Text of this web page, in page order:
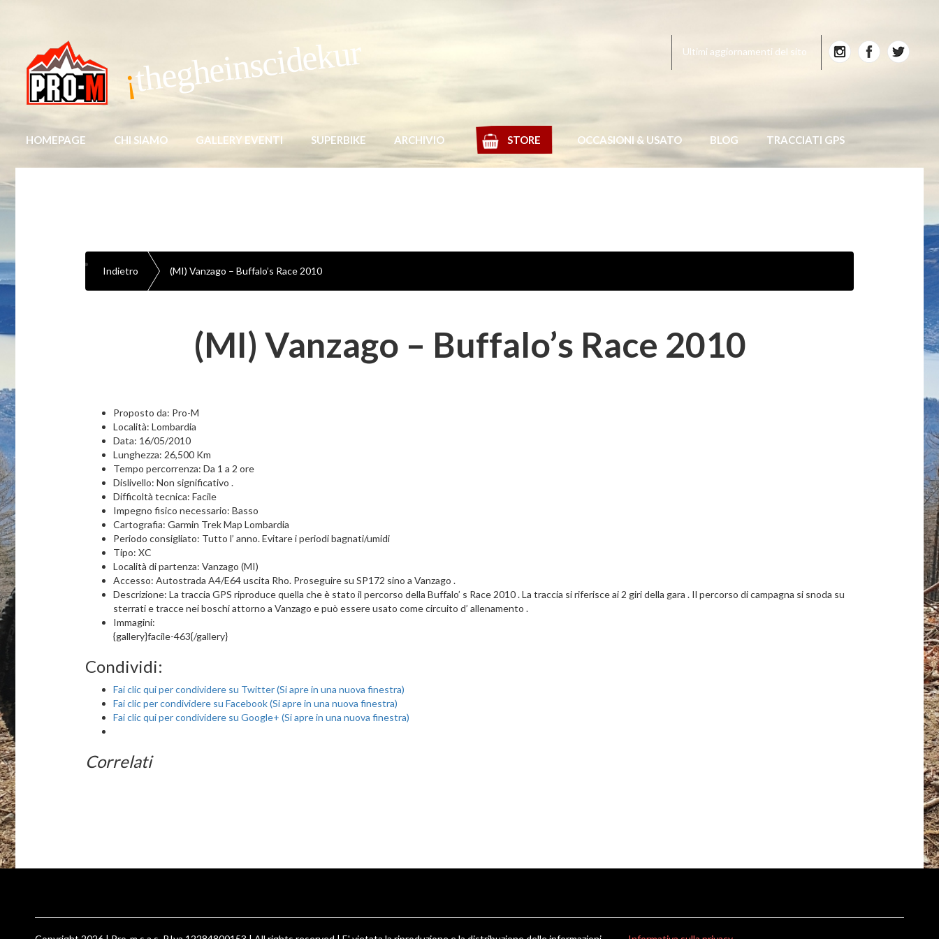
thegheinscidekur Ultimi aggiornamenti del sito
HOMEPAGE CHI SIAMO GALLERY EVENTI SUPERBIKE ARCHIVIO STORE OCCASIONI & USATO BLOG TRACCIATI GPS
Indietro (MI) Vanzago – Buffalo’s Race 2010
(MI) Vanzago – Buffalo’s Race 2010
Proposto da: Pro-M
Località: Lombardia
Data: 16/05/2010
Lunghezza: 26,500 Km
Tempo percorrenza: Da 1 a 2 ore
Dislivello: Non significativo .
Difficoltà tecnica: Facile
Impegno fisico necessario: Basso
Cartografia: Garmin Trek Map Lombardia
Periodo consigliato: Tutto l’ anno. Evitare i periodi bagnati/umidi
Tipo: XC
Località di partenza: Vanzago (MI)
Accesso: Autostrada A4/E64 uscita Rho. Proseguire su SP172 sino a Vanzago .
Descrizione: La traccia GPS riproduce quella che è stato il percorso della Buffalo’ s Race 2010 . La traccia si riferisce ai 2 giri della gara . Il percorso di campagna si snoda su
sterrati e tracce nei boschi attorno a Vanzago e può essere usato come circuito d’ allenamento .
Immagini:
{gallery}facile-463{/gallery}
Condividi:
Fai clic qui per condividere su Twitter (Si apre in una nuova finestra)
Fai clic per condividere su Facebook (Si apre in una nuova finestra)
Fai clic qui per condividere su Google+ (Si apre in una nuova finestra)
Correlati